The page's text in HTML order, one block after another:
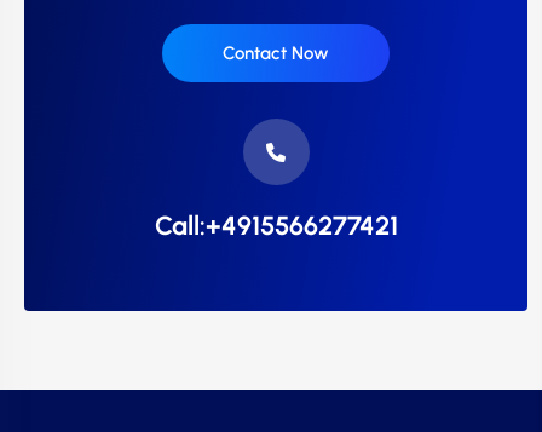
Contact Now
Call:+4915566277421